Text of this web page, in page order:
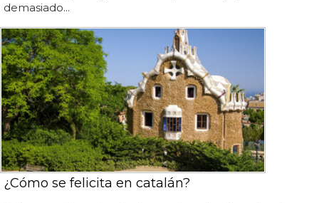
demasiado...
¿Cómo se felicita en catalán?